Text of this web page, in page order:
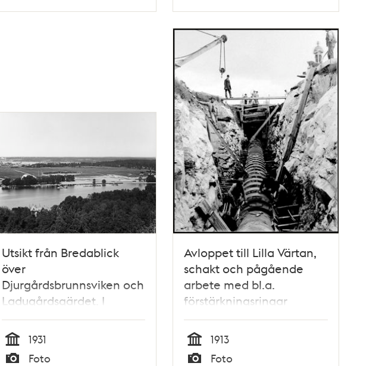
Typ Typ
Utsikt från Bredablick
över
Djurgårdsbrunnsviken och
Ladugårdsgärdet. I
fonden Lilla Värtan och
Lidingön
Tid
1931
Foto
Avloppet till Lilla Värtan,
schakt och pågående
arbete med bl.a.
förstärkningsringar
(diameter 110 cm)
Tid
1913
Foto